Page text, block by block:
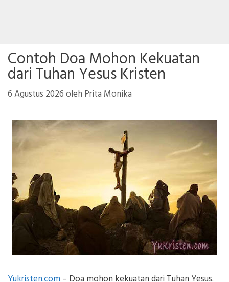
Contoh Doa Mohon Kekuatan
dari Tuhan Yesus Kristen
6 Agustus 2026oleh Prita Monika
Yukristen.com – Doa mohon kekuatan dari Tuhan Yesus.